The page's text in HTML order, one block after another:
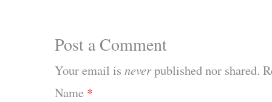
Post a Comment
Your email is neverpublished nor shared.
Name *